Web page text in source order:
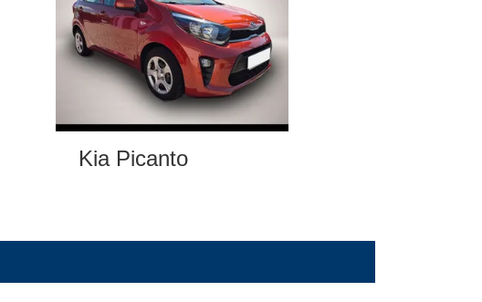
Kia Picanto